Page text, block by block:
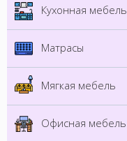
Кухонная мебель
Матрасы
Мягкая мебель
Офисная мебель